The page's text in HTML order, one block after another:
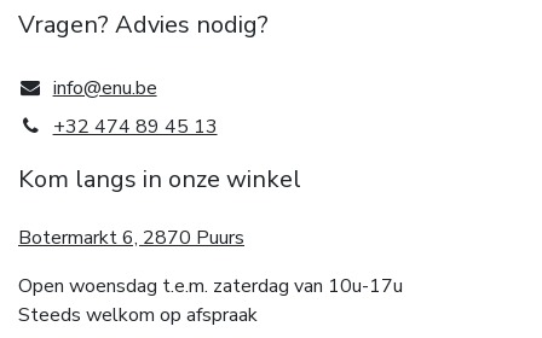
Vragen? Advies nodig?
info@enu.be
+32 474 89 45 13
Kom langs in onze winkel
Botermarkt 6, 2870 Puurs
Open woensdag t.e.m. zaterdag van 10u-17u
Steeds welkom op afspraak